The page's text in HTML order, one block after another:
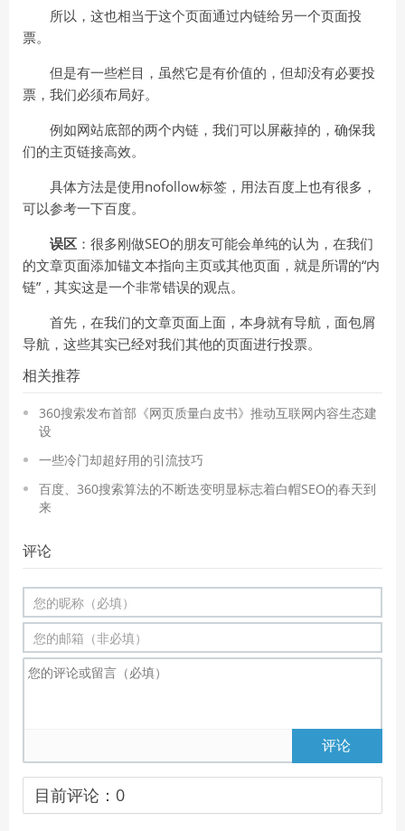
所以，这也相当于这个页面通过内链给另一个页面投
票。
但是有一些栏目，虽然它是有价值的，但却没有必要投
票，我们必须布局好。
例如网站底部的两个内链，我们可以屏蔽掉的，确保我
们的主页链接高效。
具体方法是使用nofollow标签，用法百度上也有很多，
可以参考一下百度。
误区 ：很多刚做SEO的朋友可能会单纯的认为，在我们
的文章页面添加锚文本指向主页或其他页面，就是所谓的“内
链”，其实这是一个非常错误的观点。
首先，在我们的文章页面上面，本身就有导航，面包屑
导航，这些其实已经对我们其他的页面进行投票。
相关推荐
360搜索发布首部《网页质量白皮书》推动互联网内容生态建
设
一些冷门却超好用的引流技巧
百度、360搜索算法的不断迭变明显标志着白帽SEO的春天到
来
评论
评论
目前评论： 0